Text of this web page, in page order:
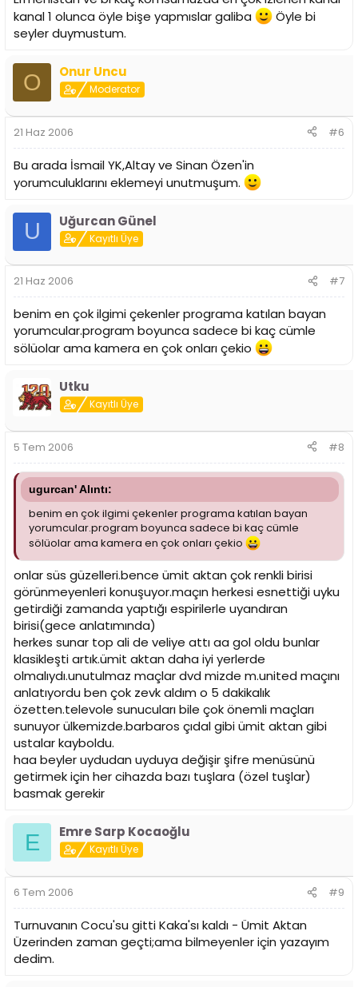
kanal 1 olunca öyle bişe yapmıslar galiba
Öyle bi
seyler duymustum.
O Onur Uncu
Moderator
21 Haz 2006 #6
Bu arada İsmail YK,Altay ve Sinan Özen'in
yorumculuklarını eklemeyi unutmuşum.
U Uğurcan Günel
Kayıtlı Üye
21 Haz 2006 #7
benim en çok ilgimi çekenler programa katılan bayan
yorumcular.program boyunca sadece bi kaç cümle
sölüolar ama kamera en çok onları çekio
Utku
Kayıtlı Üye
5 Tem 2006 #8
ugurcan' Alıntı:
benim en çok ilgimi çekenler programa katılan bayan
yorumcular.program boyunca sadece bi kaç cümle
sölüolar ama kamera en çok onları çekio
onlar süs güzelleri.bence ümit aktan çok renkli birisi
görünmeyenleri konuşuyor.maçın herkesi esnettiği uyku
getirdiği zamanda yaptığı espirilerle uyandıran
birisi(gece anlatımında)
herkes sunar top ali de veliye attı aa gol oldu bunlar
klasikleşti artık.ümit aktan daha iyi yerlerde
olmalıydı.unutulmaz maçlar dvd mizde m.united maçını
anlatıyordu ben çok zevk aldım o 5 dakikalık
özetten.televole sunucuları bile çok önemli maçları
sunuyor ülkemizde.barbaros çıdal gibi ümit aktan gibi
ustalar kayboldu.
haa beyler uydudan uyduya değişir şifre menüsünü
getirmek için her cihazda bazı tuşlara (özel tuşlar)
basmak gerekir
E Emre Sarp Kocaoğlu
Kayıtlı Üye
6 Tem 2006 #9
Turnuvanın Cocu'su gitti Kaka'sı kaldı - Ümit Aktan
Üzerinden zaman geçti;ama bilmeyenler için yazayım
dedim.